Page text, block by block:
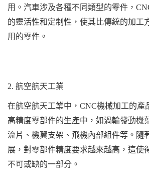
用。汽車涉及各種不同類型的零件，
的靈活性和定制性，使其比傳統的加工
用的零件。
2. 航空航天工業
在航空航天工業中，CNC機械加工的產
高精度零部件的生產中，如渦輪發動機
流片、機翼支架、飛機內部組件等。隨
展，對零部件精度要求越來越高，這使
不可或缺的一部分。